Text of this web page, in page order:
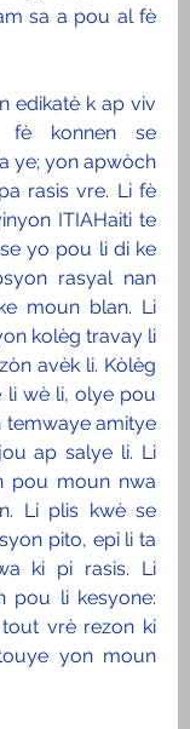
sa a pou al fè
edikatè k ap viv
fè konnen se
ye; yon apwòch
rasis vre. Li fè
ITIAHaiti te
yo pou li di ke
rasyal nan
moun blan. Li
kolèg travay li
avèk li. Kòlèg
li wè li, olye pou
temwaye amitye
ap salye li. Li
pou moun nwa
Li plis kwè se
pito, epi li ta
ki pi rasis. Li
pou li kesyone:
vrè rezon ki
yon moun